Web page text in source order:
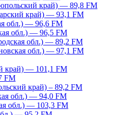
край) — 89,8 FM
край) — 93,1 FM
обл.) — 96,6 FM
обл.) — 96,5 FM
обл.) — 89,2 FM
обл.) — 97,1 FM
край) — 101,1 FM
FM
край) – 89,2 FM
обл.) — 94,0 FM
обл.) — 103,3 FM